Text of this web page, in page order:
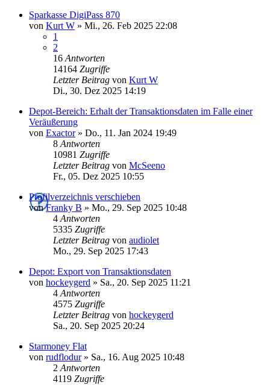
Sparkasse DigiPass 870
von Kurt W » Mi., 26. Feb 2025 22:08
1
2
16 Antworten
14164 Zugriffe
Letzter Beitrag von Kurt W
Di., 30. Dez 2025 14:19
Depot-Bereich: Erhalt der Transaktionsdaten im Falle einer
Veräußerung
von Exactor» Do., 11. Jan 2024 19:49
8 Antworten
10981 Zugriffe
Letzter Beitrag von McSeeno
Fr., 05. Dez 2025 10:55
Profilverzeichnis verschieben
vonFranky B » Mo., 29. Sep 2025 10:48
4 Antworten
5335 Zugriffe
Letzter Beitrag von audiolet
Mo., 29. Sep 2025 17:43
Depot: Export von Transaktionsdaten
von hockeygerd » Sa., 20. Sep 2025 11:21
4 Antworten
4575 Zugriffe
Letzter Beitrag von hockeygerd
Sa., 20. Sep 2025 20:24
Starmoney Flat
von rudflodur» Sa., 16. Aug 2025 10:48
2 Antworten
4119 Zugriffe